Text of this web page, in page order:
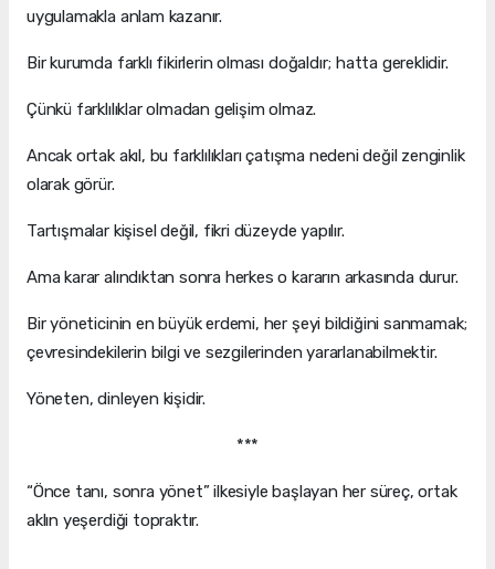
uygulamakla anlam kazanır.
Bir kurumda farklı fikirlerin olması doğaldır; hatta gereklidir.
Çünkü farklılıklar olmadan gelişim olmaz.
Ancak ortak akıl, bu farklılıkları çatışma nedeni değil zenginlik
olarak görür.
Tartışmalar kişisel değil, fikri düzeyde yapılır.
Ama karar alındıktan sonra herkes o kararın arkasında durur.
Bir yöneticinin en büyük erdemi, her şeyi bildiğini sanmamak;
çevresindekilerin bilgi ve sezgilerinden yararlanabilmektir.
Yöneten, dinleyen kişidir.
***
“Önce tanı, sonra yönet” ilkesiyle başlayan her süreç, ortak
aklın yeşerdiği topraktır.